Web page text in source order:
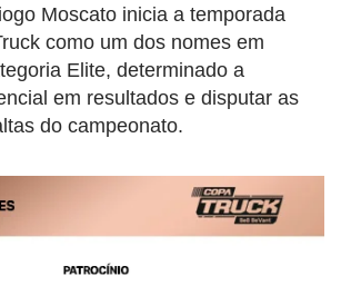
Moscato inicia a temporada
como um dos nomes em
Elite, determinado a
em resultados e disputar as
do campeonato.